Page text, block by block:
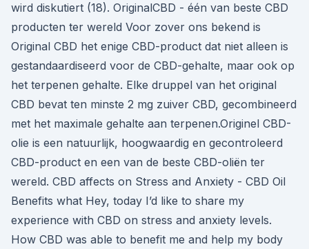
wird diskutiert (18). OriginalCBD - één van beste CBD
producten ter wereld Voor zover ons bekend is
Original CBD het enige CBD-product dat niet alleen is
gestandaardiseerd voor de CBD-gehalte, maar ook op
het terpenen gehalte. Elke druppel van het original
CBD bevat ten minste 2 mg zuiver CBD, gecombineerd
met het maximale gehalte aan terpenen.Originel CBD-
olie is een natuurlijk, hoogwaardig en gecontroleerd
CBD-product en een van de beste CBD-oliën ter
wereld. CBD affects on Stress and Anxiety - CBD Oil
Benefits what Hey, today I’d like to share my
experience with CBD on stress and anxiety levels.
How CBD was able to benefit me and help my body